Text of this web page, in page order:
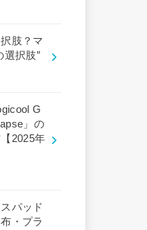
肢？マ
選択肢”
G
」の
2025年
パッド
・プラ